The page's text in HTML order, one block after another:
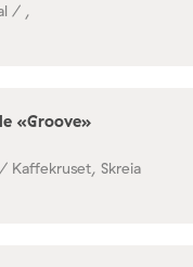
/ ,
«Groove»
Kaffekruset, Skreia